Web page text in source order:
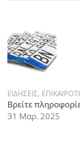
ΕΙΔΗΣΕΙΣ,
Βρείτε
31 Μαρ. 2025